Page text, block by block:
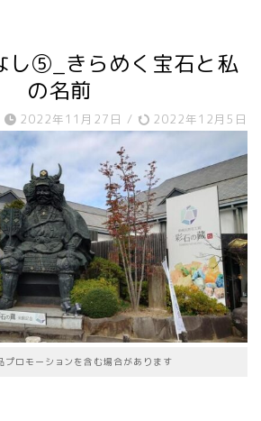
し⑤_きらめく宝石と私
の名前
2022年11月27日 / 2022年12月5日
プロモーションを含む場合があります